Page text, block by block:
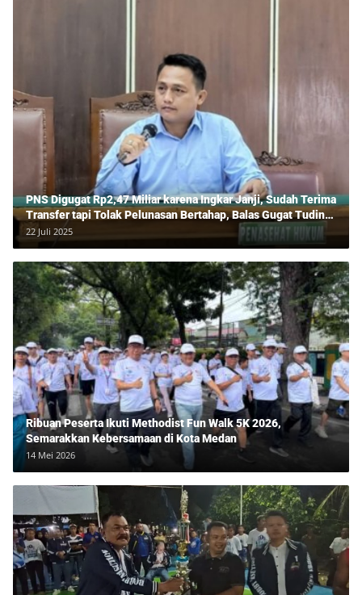
PNS Digugat Rp2,47 Miliar karena Ingkar Janji, Sudah Terima
Transfer tapi Tolak Pelunasan Bertahap, Balas Gugat Tuding
Lawan Tipu Rp850 Juta
22 Juli 2025
Ribuan Peserta Ikuti Methodist Fun Walk 5K 2026,
Semarakkan Kebersamaan di Kota Medan
14 Mei 2026